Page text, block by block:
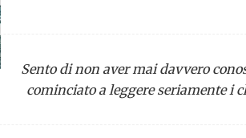
Sento di non aver mai davvero
cominciato a leggere seriamente i